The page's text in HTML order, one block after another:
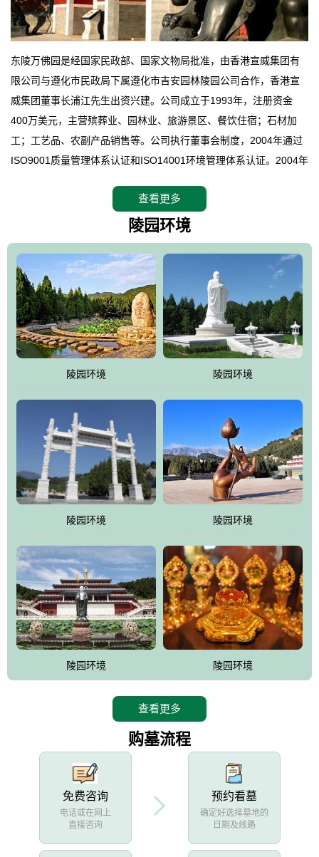
东陵万佛园是经国家民政部、国家文物局批准，由香港宣威集团有
限公司与遵化市民政局下属遵化市吉安园林陵园公司合作，香港宣
威集团董事长浦江先生出资兴建。公司成立于1993年，注册资金
400万美元，主营殡葬业、园林业、旅游景区、餐饮住宿；石材加
工；工艺品、农副产品销售等。公司执行董事会制度，2004年通过
ISO9001质量管理体系认证和ISO14001环境管理体系认证。2004年
拥有4A级旅游区头衔的花园式陵园，园内建有四星级酒店一座。
万佛园位于遵化市境内，座落在世界文化遗产清东陵地形墙内，地
形绝佳，地理位置优越，交通便利。公司以“建设全国顶级人生后花
园、打造佛教精品旅游圣地”为目标，以海外归侨、国内外知名人士
的墓地安葬、祭祀吊亡并结合旅游参观构成其主要使用功能；以苍
郁绚丽、优雅宜人的园林景观构成其外部形象。通过墓园建设与造
园手法相结合的默契操作，建成一处特色鲜明、服务周全、环境优
美、民族风格突出，与周边文物古迹交相呼应的极具吸引力的花园
式园林。
万佛园工程一期占地448亩，目前完成投资近12亿元人民币，园区采
用全仿古式建筑，寻求与世界文化遗产地清东陵的和谐统一，在园
区建设中寻求陵园建设与景区建设的有机融合，充分发挥独一无二
的地形优势，打造现代艺术园林，建设旅游景观、寺庙、酒店等综
合服务设施，服务于陵园经营，使企业的多元化经营项目相互依
托、相互促进，园区绿化覆盖率达90%。
查看更多
陵园环境
陵园环境 陵园环境
陵园环境 陵园环境
陵园环境 陵园环境
查看更多
购墓流程
免费咨询
电话或在网上
直接咨询
预约看墓
确定好选择墓地的
日期及线路